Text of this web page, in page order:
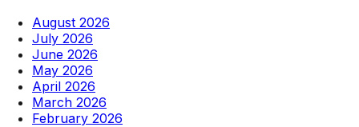
August 2026
July 2026
June 2026
May 2026
April 2026
March 2026
February 2026